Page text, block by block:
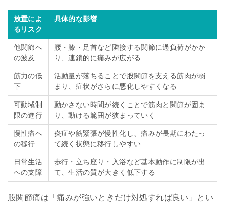
放置によ
るリスク
具体的な影響
他関節へ
の波及
腰・膝・足首など隣接する関節に過負荷がかか
り、連鎖的に痛みが広がる
筋力の低
下
活動量が落ちることで股関節を支える筋肉が弱
まり、症状がさらに悪化しやすくなる
可動域制
限の進行
動かさない時間が続くことで筋肉と関節が固ま
り、動ける範囲が狭まっていく
慢性痛へ
の移行
炎症や筋緊張が慢性化し、痛みが長期にわたっ
て続く状態に移行しやすい
日常生活
への支障
歩行・立ち座り・入浴など基本動作に制限が出
て、生活の質が大きく低下する
股関節痛は「痛みが強いときだけ対処すれば良い」とい